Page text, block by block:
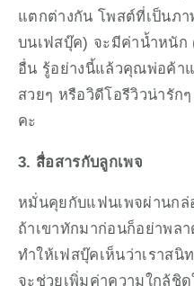
แตกต่างกัน โพสต์ที่เป็นภ
บนเฟสบุ๊ค) จะมีค่าน้ำหนัก
อื่น รู้อย่างนี้แล้วคุณพ่อค้า
สวยๆ หรือวิดีโอรีวิวน่ารั
คะ
3. สื่อสารกับลูกเพจ
หมั่นคุยกับแฟนเพจผ่านกล่
ถ้าเขาทักมาก่อนก็อย่าพล
ทำให้เฟสบุ๊คเห็นว่าเราสนิ
จะช่วยเพิ่มค่าความใกล้ชิ